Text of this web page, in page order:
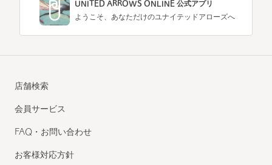
UNITED ARROWS ONLINE 公式アプリ
ようこそ、あなただけのユナイテッドアローズへ
店舗検索
会員サービス
FAQ・お問い合わせ
お客様対応方針